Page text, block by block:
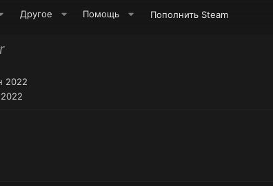
Другое Помощь Пополнить Steam
2022